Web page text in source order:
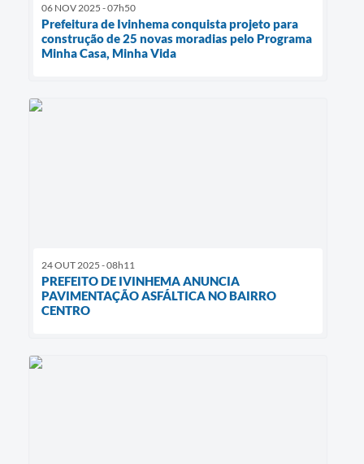
06 NOV 2025 - 07h50
Prefeitura de Ivinhema conquista projeto para
construção de 25 novas moradias pelo Programa
Minha Casa, Minha Vida
24 OUT 2025 - 08h11
PREFEITO DE IVINHEMA ANUNCIA
PAVIMENTAÇÃO ASFÁLTICA NO BAIRRO
CENTRO